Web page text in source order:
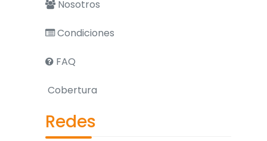
Nosotros
Condiciones
FAQ
Cobertura
Redes